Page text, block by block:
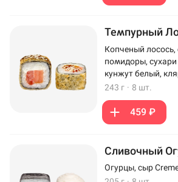
Темпурный
Копченый лосось,
помидоры, сухари
кунжут белый,
243 г · 8 шт.
459 ₽
Сливочный
Огурцы, сыр